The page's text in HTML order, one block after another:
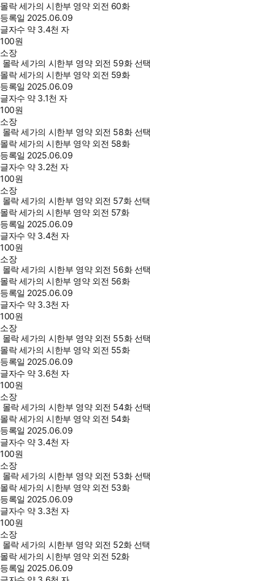
몰락 세가의 시한부 영약 외전 60화
등록일 2025.06.09
글자수 약 3.4천 자
100원
소장
몰락 세가의 시한부 영약 외전 59화 선택
몰락 세가의 시한부 영약 외전 59화
등록일 2025.06.09
글자수 약 3.1천 자
100원
소장
몰락 세가의 시한부 영약 외전 58화 선택
몰락 세가의 시한부 영약 외전 58화
등록일 2025.06.09
글자수 약 3.2천 자
100원
소장
몰락 세가의 시한부 영약 외전 57화 선택
몰락 세가의 시한부 영약 외전 57화
등록일 2025.06.09
글자수 약 3.4천 자
100원
소장
몰락 세가의 시한부 영약 외전 56화 선택
몰락 세가의 시한부 영약 외전 56화
등록일 2025.06.09
글자수 약 3.3천 자
100원
소장
몰락 세가의 시한부 영약 외전 55화 선택
몰락 세가의 시한부 영약 외전 55화
등록일 2025.06.09
글자수 약 3.6천 자
100원
소장
몰락 세가의 시한부 영약 외전 54화 선택
몰락 세가의 시한부 영약 외전 54화
등록일 2025.06.09
글자수 약 3.4천 자
100원
소장
몰락 세가의 시한부 영약 외전 53화 선택
몰락 세가의 시한부 영약 외전 53화
등록일 2025.06.09
글자수 약 3.3천 자
100원
소장
몰락 세가의 시한부 영약 외전 52화 선택
몰락 세가의 시한부 영약 외전 52화
등록일 2025.06.09